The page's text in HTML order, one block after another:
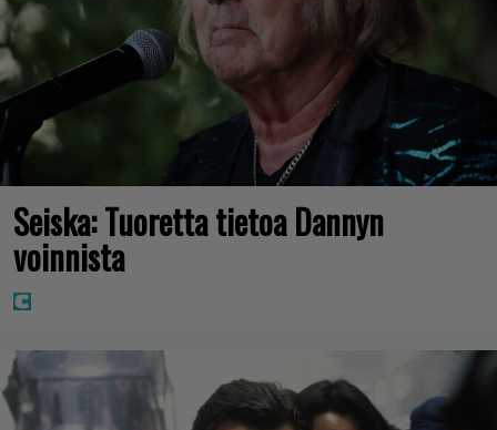
Seiska: Tuoretta tietoa Dannyn
voinnista